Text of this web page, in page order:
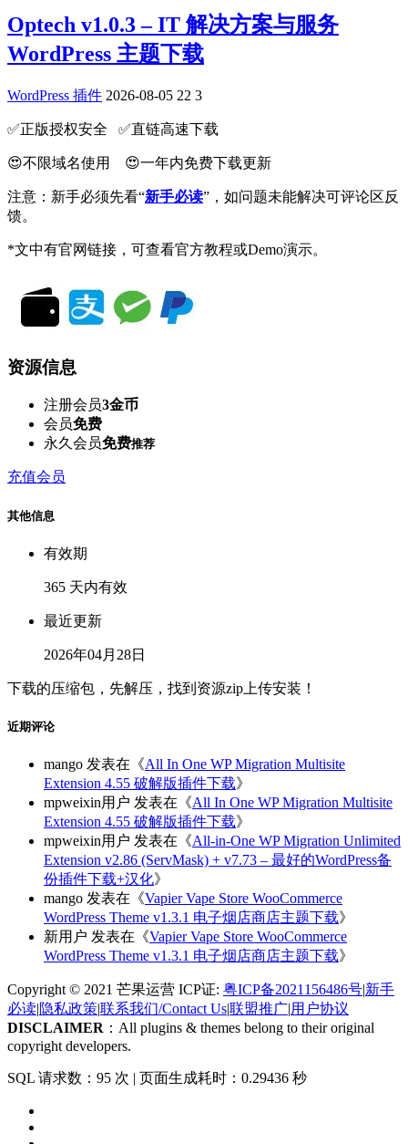
Optech v1.0.3 – IT 解决方案与服务
WordPress 主题下载
WordPress 插件 2026-08-05 22 3
✅️正版授权安全 ✅️直链高速下载
😍不限域名使用 😍一年内免费下载更新
注意：新手必须先看“新手必读”，如问题未能解决可评论区反
馈。
*文中有官网链接，可查看官方教程或Demo演示。
资源信息
注册会员3金币
会员免费
永久会员免费推荐
充值会员
其他信息
有效期
365 天内有效
最近更新
2026年04月28日
下载的压缩包，先解压，找到资源zip上传安装！
近期评论
mango 发表在《All In One WP Migration Multisite
Extension 4.55 破解版插件下载》
mpweixin用户 发表在《All In One WP Migration Multisite
Extension 4.55 破解版插件下载》
mpweixin用户 发表在《All-in-One WP Migration Unlimited
Extension v2.86 (ServMask) + v7.73 – 最好的WordPress备
份插件下载+汉化》
mango 发表在《Vapier Vape Store WooCommerce
WordPress Theme v1.3.1 电子烟店商店主题下载》
新用户 发表在《Vapier Vape Store WooCommerce
WordPress Theme v1.3.1 电子烟店商店主题下载》
Copyright © 2021 芒果运营 ICP证: 粤ICP备2021156486号|新手
必读|隐私政策|联系我们/Contact Us|联盟推广|用户协议
DISCLAIMER ：All plugins & themes belong to their original
copyright developers.
SQL 请求数：95 次 | 页面生成耗时：0.29436 秒